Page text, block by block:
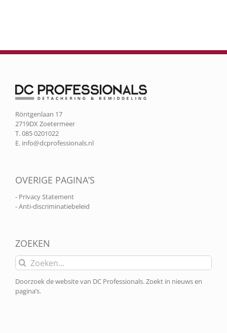
Röntgenlaan 17
2719DX Zoetermeer
T. 085 0201022
E. info@dcprofessionals.nl
OVERIGE PAGINA’S
- Privacy Statement
- Anti-discriminatiebeleid
ZOEKEN
Zoeken
naar:
Doorzoek de website van DC Professionals. Zoekt in nieuws en
pagina’s.